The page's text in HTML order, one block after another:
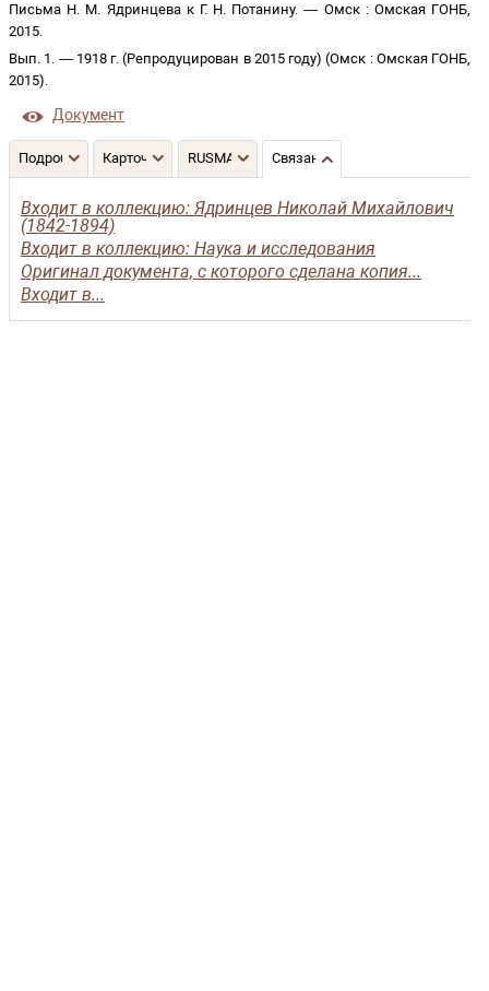
Письма Н. М. Ядринцева к Г. Н. Потанину. — Омск :Омская ГОНБ,
2015.
Вып. 1 . —1918 г. (Репродуцирован в 2015 году)(Омск : Омская ГОНБ,
2015).
Документ
Подробнее Карточка RUSMARC Связанные записи
Входит в коллекцию: Ядринцев Николай Михайлович
(1842-1894)
Входит в коллекцию: Наука и исследования
Оригинал документа, с которого сделана копия...
Входит в...